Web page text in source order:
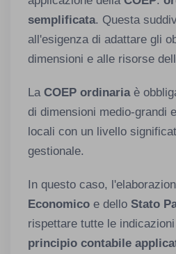
semplificata. Questa
all'esigenza di adattare gli
dimensioni e alle risorse
La COEP ordinariaè
di dimensioni medio-grandi
locali con un livello
gestionale.
In questo caso,
Economico e dello Stato
rispettare tutte le
principio contabile